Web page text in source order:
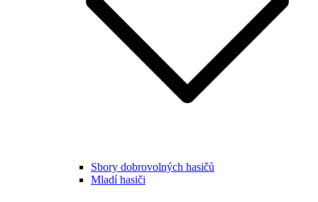
Sbory dobrovolných hasičů
Mladí hasiči